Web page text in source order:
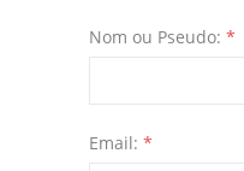
Nom ou Pseudo: *
Email: *